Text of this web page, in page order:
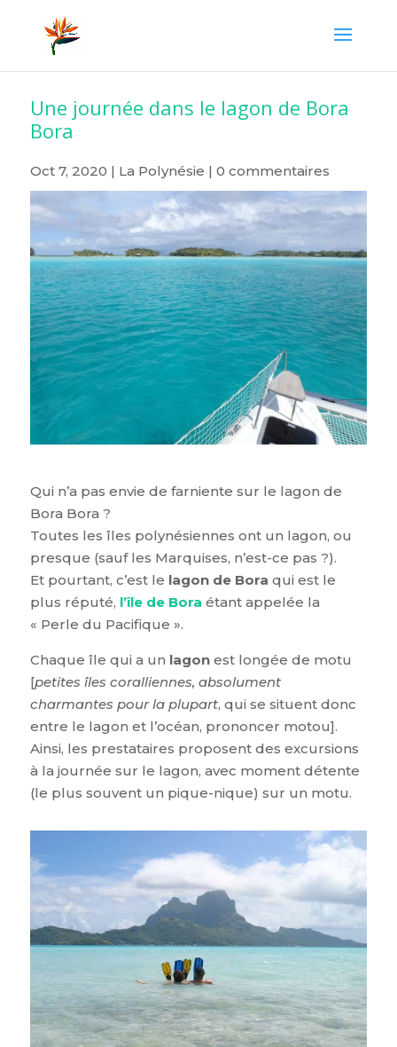
Une journée dans le lagon de Bora
Bora
Oct 7, 2020 | La Polynésie | 0 commentaires
Qui n’a pas envie de farniente sur le lagon de
Bora Bora ?
Toutes les îles polynésiennes ont un lagon, ou
presque (sauf les Marquises, n’est-ce pas ?).
Et pourtant, c’est le lagon de Bora qui est le
plus réputé, l’île de Bora étant appelée la
« Perle du Pacifique ».
Chaque île qui a un lagonest longée de motu
[petites îles coralliennes, absolument
charmantes pour la plupart, qui se situent donc
entre le lagon et l’océan, prononcer motou].
Ainsi, les prestataires proposent des excursions
à la journée sur le lagon, avec moment détente
(le plus souvent un pique-nique) sur un motu.